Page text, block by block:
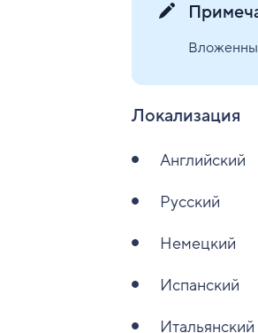
Локализация
Английский
Русский
Немецкий
Испанский
Итальянский